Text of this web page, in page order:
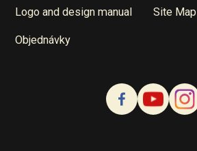
Logo and design manual Site Map
Objednávky